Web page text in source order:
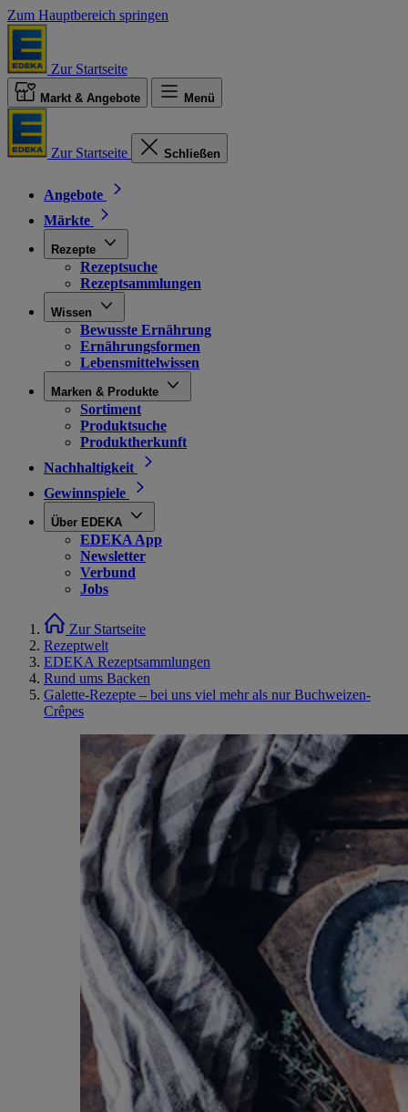
Zum Hauptbereich springen
Zur Startseite
Markt & Angebote Menü
Zur Startseite Schließen
Angebote
Märkte
Rezepte
Rezeptsuche
Rezeptsammlungen
Wissen
Bewusste Ernährung
Ernährungsformen
Lebensmittelwissen
Marken & Produkte
Sortiment
Produktsuche
Produktherkunft
Nachhaltigkeit
Gewinnspiele
Über EDEKA
EDEKA App
Newsletter
Verbund
Jobs
Zur Startseite
Rezeptwelt
EDEKA Rezeptsammlungen
Rund ums Backen
Galette-Rezepte – bei uns viel mehr als nur Buchweizen-
Crêpes